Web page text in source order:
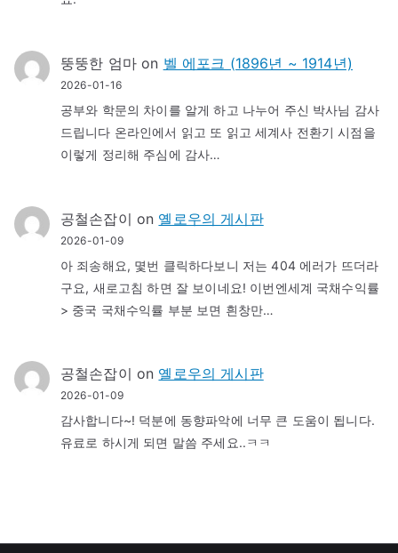
뚱뚱한 엄마on 벨 에포크 (1896년 ~ 1914년)
2026-01-16
공부와 학문의 차이를 알게 하고 나누어 주신 박사님 감사
드립니다 온라인에서 읽고 또 읽고 세계사 전환기 시점을
이렇게 정리해 주심에 감사…
공철손잡이 on 옐로우의 게시판
2026-01-09
아 죄송해요, 몇번 클릭하다보니 저는 404 에러가 뜨더라
구요, 새로고침 하면 잘 보이네요! 이번엔세계 국채수익률
> 중국 국채수익률 부분 보면 흰창만…
공철손잡이 on 옐로우의 게시판
2026-01-09
감사합니다~! 덕분에 동향파악에 너무 큰 도움이 됩니다.
유료로 하시게 되면 말씀 주세요..ㅋㅋ